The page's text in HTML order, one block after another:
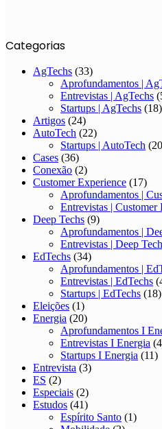
Categorias
AgTechs (33)
Aprofundamentos |
Entrevistas | AgTechs
Startups | AgTechs (18)
Artigos (24)
AutoTech (22)
Startups | AutoTech
Cases (36)
Conexão (2)
Customer Experience (17)
Aprofundamentos |
Entrevistas | Customer
Deep Techs (9)
Aprofundamentos |
Entrevistas | Deep
EdTechs (34)
Aprofundamentos |
Entrevistas | EdTechs
Startups | EdTechs (18)
Eleições (1)
Energia (20)
Aprofundamentos I
Entrevistas I Energia
Startups I Energia (11)
Entrevista (3)
ES (2)
Especiais (2)
Estudos (41)
Espírito Santo (1)